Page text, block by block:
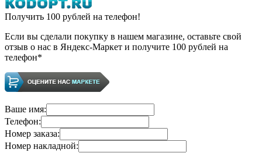
Получить 100 рублей на телефон!
Если вы сделали покупку в нашем магазине, оставьте свой
отзыв о нас в Яндекс-Маркет и получите 100 рублей на
телефон*
Ваше имя:
Телефон:
Номер заказа:
Номер накладной: